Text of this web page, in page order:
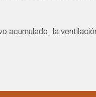
acumulado, la